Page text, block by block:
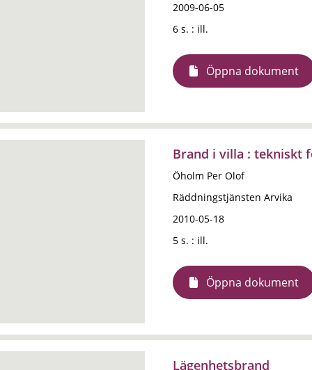
2009-06-05
6 s. : ill.
Öppna dokument
Brand i villa : tekniskt
Öholm Per Olof
Räddningstjänsten Arvika
2010-05-18
5 s. : ill.
Öppna dokument
Lägenhetsbrand